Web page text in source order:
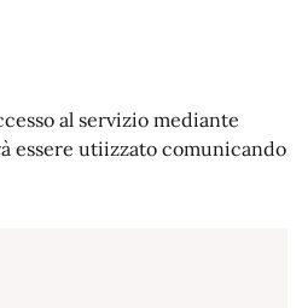
al servizio mediante
essere utiizzato comunicando